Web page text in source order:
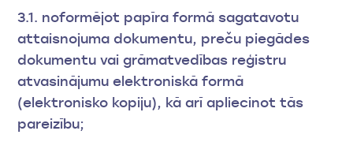
3.1. noformējot papīra formā sagatavotu
attaisnojuma dokumentu, preču piegādes
dokumentu vai grāmatvedības reģistru
atvasinājumu elektroniskā formā
(elektronisko kopiju), kā arī apliecinot tās
pareizību;